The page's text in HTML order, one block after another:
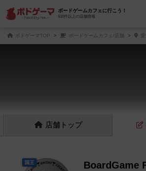
ボードゲームカフェに行こう！
610件以上の店舗情報
ボドゲーマTOP ボードゲームカフェ/店舗
店舗 トップ
BoardGame
国王